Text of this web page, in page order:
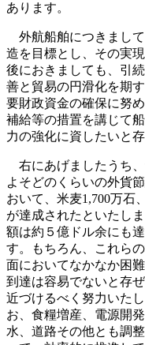
あります。
外航船舶につきまし
造を目標とし、その実
後におきましても、引
善と貿易の円滑化を期
要財政資金の確保に努
補給等の措置を講じて
力の強化に資したいと存
右にあげましたうち
よそどのくらいの外貨
おいて、米麦1,700万石
が達成されたといたし
額は約５億ドル余にも
す。もちろん、これら
面においてなかなか困
到達は容易でないと存
近づけるべく努力いた
お、食糧増産、電源開
水、道路その他とも調